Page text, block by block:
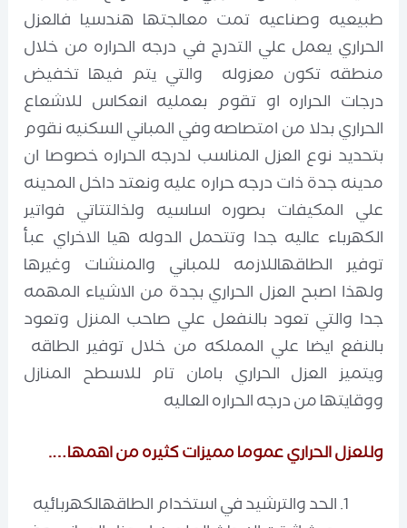
طبيعيه وصناعيه تمت معالجتها هندسيا فالعزل
الحراري يعمل علي التدرج في درجه الحراره من خلال
منطقه تكون معزوله والتي يتم فيها تخفيض
درجات الحراره او تقوم بعمليه انعكاس للاشعاع
الحراري بدلا من امتصاصه وفي المباني السكنيه نقوم
بتحديد نوع العزل المناسب لدرجه الحراره خصوصا ان
مدينه جدة ذات درجه حراره عليه ونعتد داخل المدينه
علي المكيفات بصوره اساسيه ولذالتتاتي فواتير
الكهرباء عاليه جدا وتتحمل الدوله هيا الاخراي عبأ
توفير الطاقهاللازمه للمباني والمنشات وغيرها
ولهذا اصبح العزل الحراري بجدة من الاشياء المهمه
جدا والتي تعود بالنفعل علي صاحب المنزل وتعود
بالنفع ايضا علي المملكه من خلال توفير الطاقه
ويتميز العزل الحراري بامان تام للاسطح المنازل
ووقايتها من درجه الحراره العاليه
وللعزل الحراري عموما مميزات كثيره من اهمها….
الحد والترشيد في استخدام الطاقهالكهربائيه